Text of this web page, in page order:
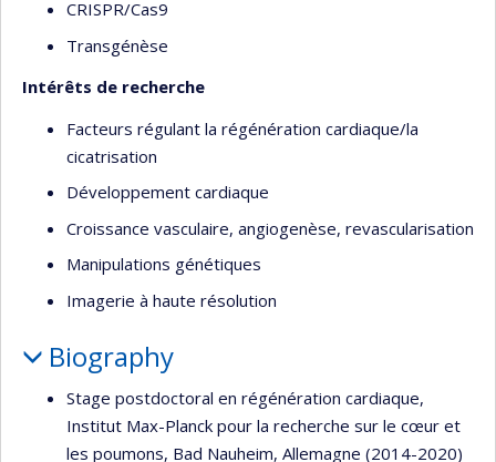
CRISPR/Cas9
Transgénèse
Intérêts de recherche
Facteurs régulant la régénération cardiaque/la
cicatrisation
Développement cardiaque
Croissance vasculaire, angiogenèse, revascularisation
Manipulations génétiques
Imagerie à haute résolution
Biography
Stage postdoctoral en régénération cardiaque,
Institut Max-Planck pour la recherche sur le cœur et
les poumons, Bad Nauheim, Allemagne (2014-2020)